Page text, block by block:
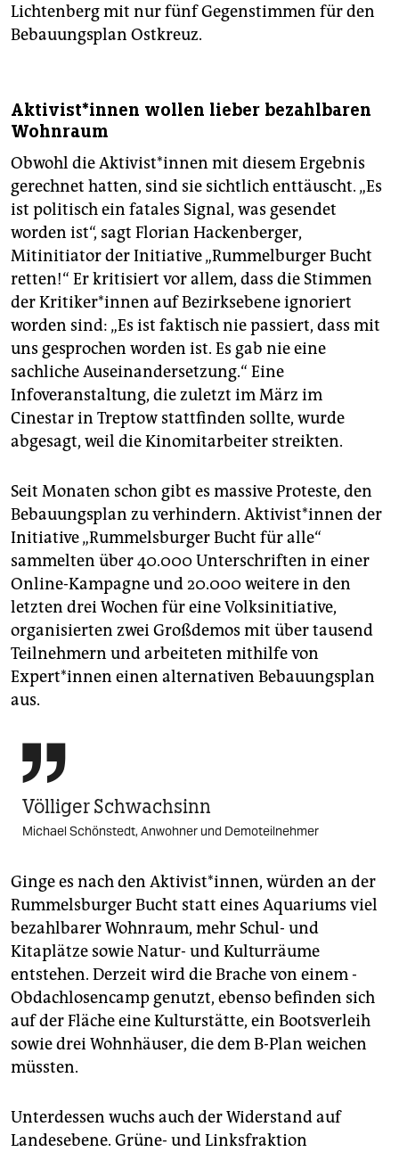
Lichtenberg mit nur fünf Gegenstimmen für den
Bebauungsplan Ostkreuz.
Aktivist*innen wollen lieber bezahlbaren
Wohnraum
Obwohl die Aktivist*innen mit diesem Ergebnis
gerechnet hatten, sind sie sichtlich enttäuscht. „Es
ist politisch ein fatales Signal, was gesendet
worden ist“, sagt Florian Hackenberger,
Mitinitiator der Initiative „Rummelburger Bucht
retten!“ Er kritisiert vor allem, dass die Stimmen
der Kritiker*innen auf Bezirksebene ignoriert
worden sind: „Es ist faktisch nie passiert, dass mit
uns gesprochen worden ist. Es gab nie eine
sachliche Auseinandersetzung.“ Eine
Infoveranstaltung, die zuletzt im März im
Cinestar in Treptow stattfinden sollte, wurde
abgesagt, weil die Kinomitarbeiter streikten.
Seit Monaten schon gibt es massive Proteste, den
Bebauungsplan zu verhindern. Aktivist*innen der
Initiative „Rummelsburger Bucht für alle“
sammelten über 40.000 Unterschriften in einer
Online-Kampagne und 20.000 weitere in den
letzten drei Wochen für eine Volksinitiative,
organisierten zwei Großdemos mit über tausend
Teilnehmern und arbeiteten mithilfe von
Expert*innen einen alternativen Bebauungsplan
aus.

Völliger Schwachsinn
Michael Schönstedt, Anwohner und Demoteilnehmer
Ginge es nach den Ak­ti­vist*innen, würden an der
Rummelsburger Bucht statt eines Aquariums viel
bezahlbarer Wohnraum, mehr Schul- und
Kitaplätze sowie Natur- und Kulturräume
entstehen. Derzeit wird die Brache von einem ­
Obdachlosencamp genutzt, ebenso befinden sich
auf der Fläche eine Kulturstätte, ein Boots­verleih
sowie drei Wohnhäuser, die dem B-Plan weichen
müssten.
Unterdessen wuchs auch der Widerstand auf
Landesebene. Grüne- und Linksfraktion